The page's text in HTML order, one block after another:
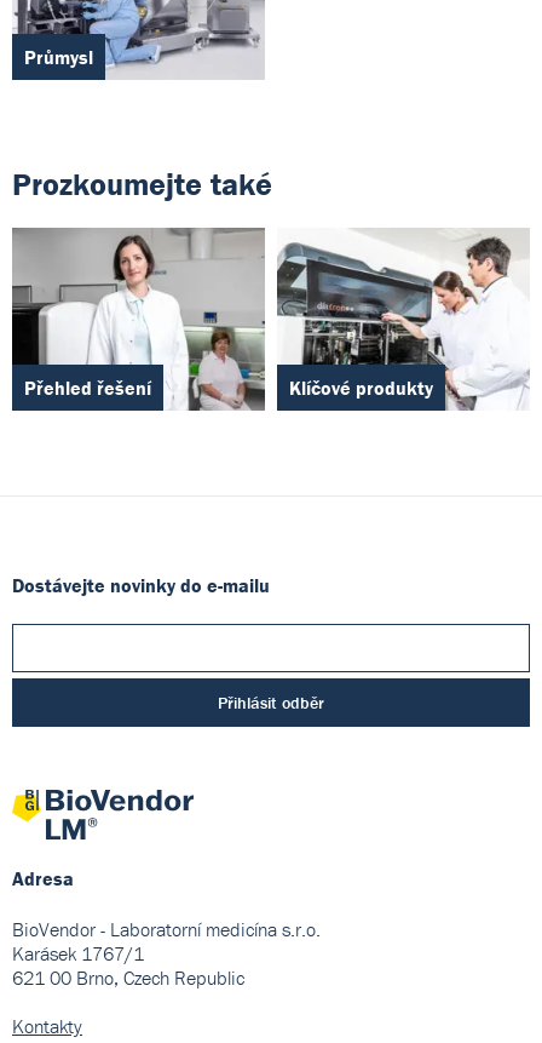
Průmysl
Prozkoumejte také
Přehled řešení Klíčové produkty
Dostávejte novinky do e-mailu
Přihlásit odběr
Adresa
BioVendor - Laboratorní medicína s.r.o.
Karásek 1767/1
621 00 Brno, Czech Republic
Kontakty